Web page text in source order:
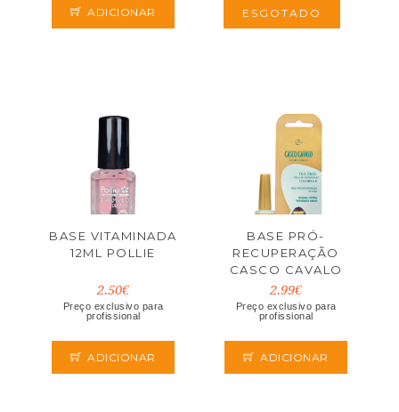
ADICIONAR ESGOTADO
BASE VITAMINADA
12ML POLLIE
2.50€
Preço exclusivo para
profissional
ADICIONAR
BASE PRÓ-
RECUPERAÇÃO
CASCO CAVALO
10ML
2.99€
Preço exclusivo para
profissional
ADICIONAR